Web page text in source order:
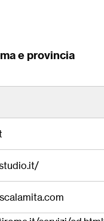
e provincia